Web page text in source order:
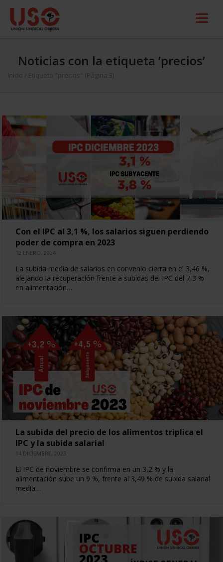
Noticias con la etiqueta ‘precios’
Inicio Etiqueta "precios" (Página 3)
Con el IPC al 3,1 %, los salarios siguen perdiendo
poder de compra en 2023
12 ENERO, 2024
La subida media de salarios en convenio cierra en el 3,46 %,
alejando la recuperación frente a subidas del IPC del 7,3 %
en alimentación…
La subida del precio de los alimentos triplica el
IPC y la subida salarial
14 DICIEMBRE, 2023
El IPC de noviembre se confirma en un 3,2 % y la
alimentación sube un 9 %, frente al 3,49 % de subida salarial
media…